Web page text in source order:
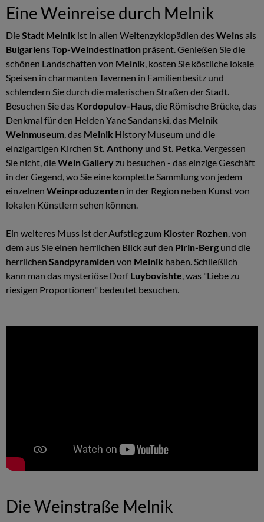
Eine Weinreise durch Melnik
DieStadt Melnik ist in allen Weltenzyklopädien desWeinsals
Bulgariens Top-Weindestination präsent. Genießen Sie die
schönen Landschaften von Melnik , kosten Sie köstliche lokale
Speisen in charmanten Tavernen in Familienbesitz und
schlendern Sie durch die malerischen Straßen der Stadt.
Besuchen Sie das Kordopulov-Haus , die Römische Brücke, das
Denkmal für den Helden Yane Sandanski, das Melnik
Weinmuseum , das Melnik History Museum und die
einzigartigen Kirchen St. Anthony und St. Petka . Vergessen
Sie nicht, dieWein Galleryzu besuchen - das einzige Geschäft
in der Gegend, wo Sie eine komplette Sammlung von jedem
einzelnen Weinproduzenten in der Region neben Kunst von
lokalen Künstlern sehen können.
Ein weiteres Muss ist der Aufstieg zum Kloster Rozhen , von
dem aus Sie einen herrlichen Blick auf den Pirin-Berg und die
herrlichen Sandpyramidenvon Melnik haben. Schließlich
kann man das mysteriöse DorfLuybovishte , was "Liebe zu
riesigen Proportionen" bedeutet besuchen.
Die Weinstraße Melnik